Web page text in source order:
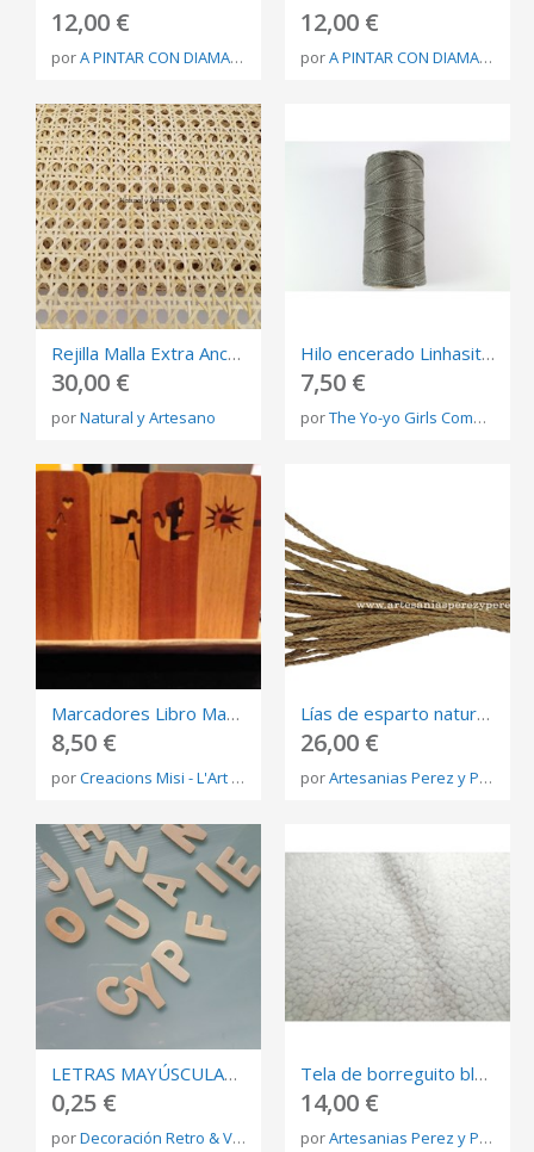
12,00 €
porA PINTAR CON DIAMANTES
12,00 €
porA PINTAR CON DIAMANTES
Rejilla Malla Extra Ancha Decoración
30,00 €
porNatural y Artesano
Hilo encerado Linhasita 1mm n.206
7,50 €
porThe Yo-yo Girls Company
Marcadores Libro Madera
8,50 €
porCreacions Misi - L'Art de Reciclar
Lías de esparto natural cocido (machacado)
26,00 €
porArtesanias Perez y Perez
LETRAS MAYÚSCULAS EN MADERA
0,25 €
porDecoración Retro & Vintage
Tela de borreguito blanco
14,00 €
porArtesanias Perez y Perez